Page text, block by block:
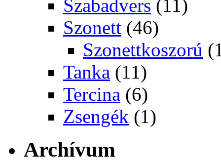
Szabadvers (11)
Szonett (46)
Szonettkoszorú
Tanka (11)
Tercina (6)
Zsengék (1)
Archívum